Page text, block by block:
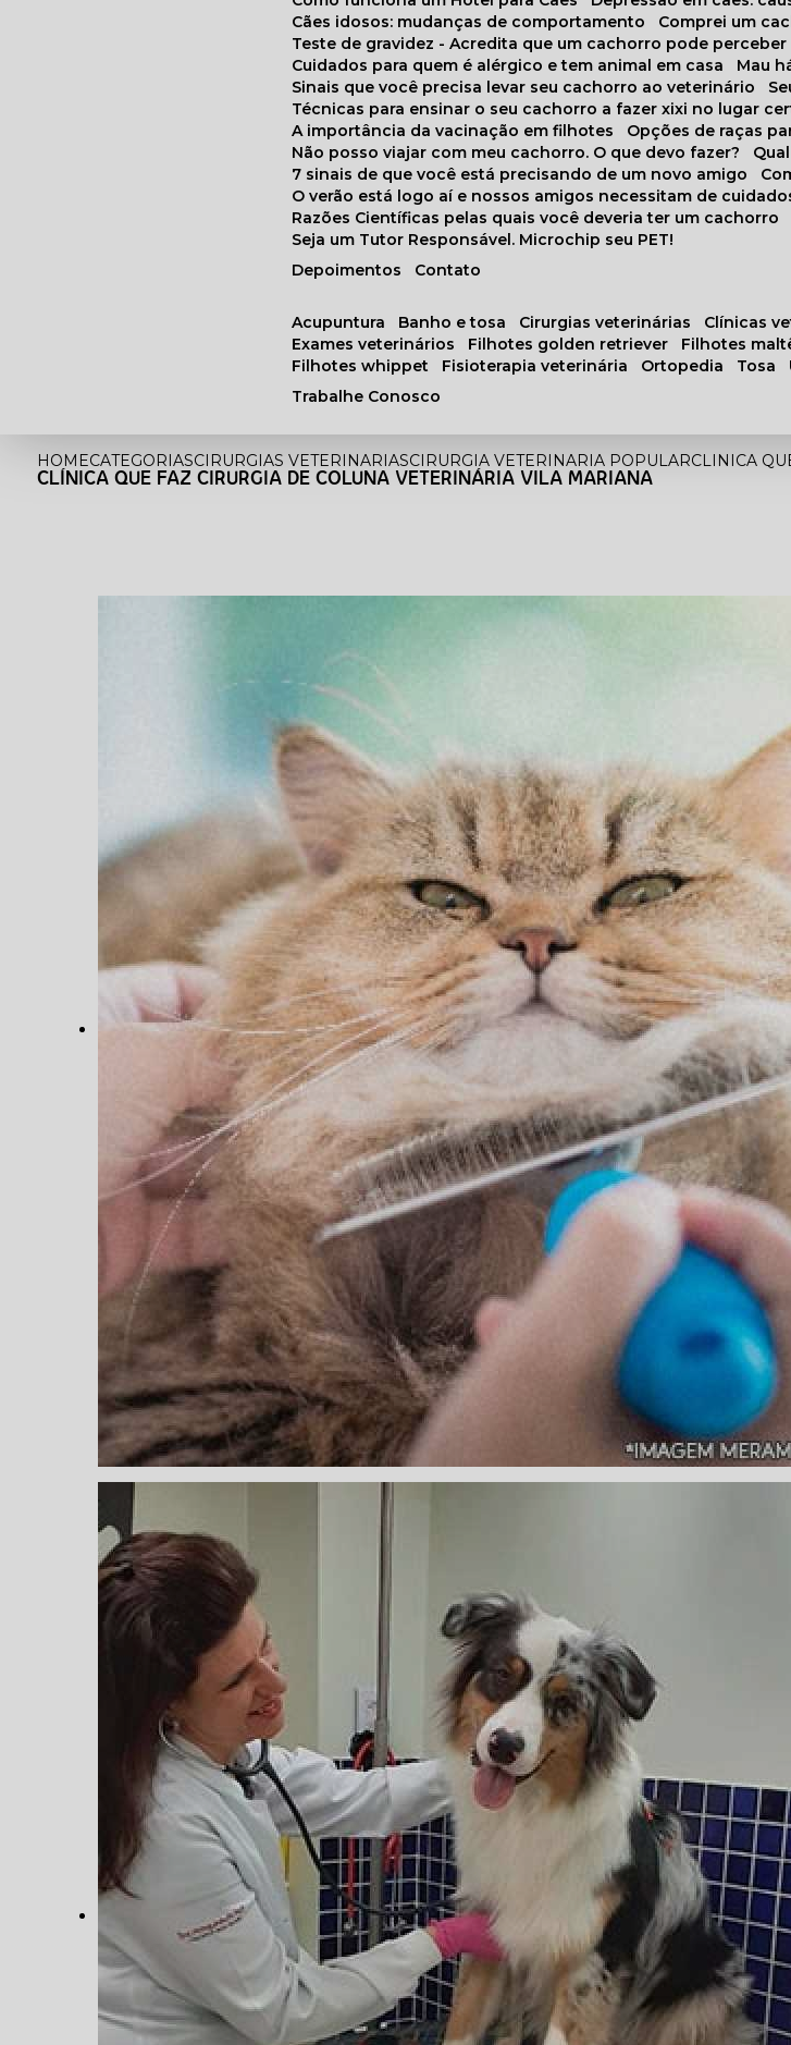
Depoimentos
Cães idosos: mudanças de comportamento
Comprei um
Teste de gravidez - Acredita que um cachorro pode
Cuidados para quem é alérgico e tem animal em casa
Mau
Sinais que você precisa levar seu cachorro ao veterinário
Técnicas para ensinar o seu cachorro a fazer xixi no lugar
A importância da vacinação em filhotes
Opções de raças
Não posso viajar com meu cachorro. O que devo fazer?
7 sinais de que você está precisando de um novo amigo
O verão está logo aí e nossos amigos necessitam de
Razões Científicas pelas quais você deveria ter um cachorro
Seja um Tutor Responsável. Microchip seu PET!
Contato
acupuntura banho e tosa cirurgias veterinárias clínicas
exames veterinários
filhotes golden retriever filhotes
filhotes whippet
fisioterapia veterinária ortopedia tosa
Trabalhe Conosco
HOMECATEGORIASCIRURGIAS VETERINARIASCIRURGIA VETERINARIA POPULARCLINICA
CLÍNICA QUE FAZ CIRURGIA DE COLUNA VETERINÁRIA VILA MARIANA